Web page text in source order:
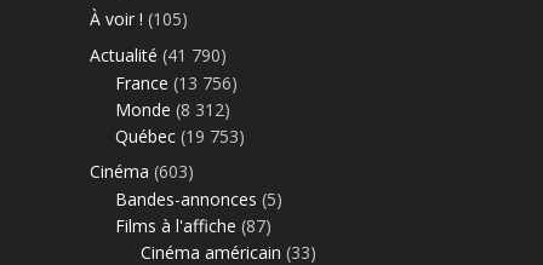
À voir ! (105)
Actualité (41 790)
France (13 756)
Monde (8 312)
Québec (19 753)
Cinéma (603)
Bandes-annonces (5)
Films à l'affiche (87)
Cinéma américain (33)